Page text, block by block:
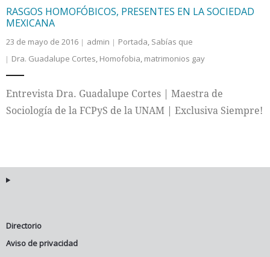
RASGOS HOMOFÓBICOS, PRESENTES EN LA SOCIEDAD
MEXICANA
23 de mayo de 2016 admin Portada, Sabías que
Dra. Guadalupe Cortes, Homofobia, matrimonios gay
Entrevista Dra. Guadalupe Cortes | Maestra de
Sociología de la FCPyS de la UNAM | Exclusiva Siempre!
Directorio
Aviso de privacidad